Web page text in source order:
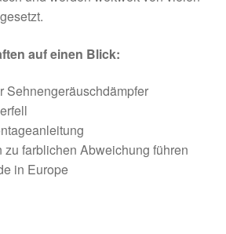
auf einen Blick:
Sehnengeräuschdämpfer
zu farblichen Abweichung führen
in Europe